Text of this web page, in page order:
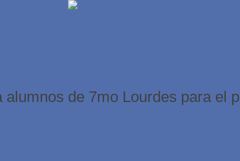
de 7mo Lourdes para el